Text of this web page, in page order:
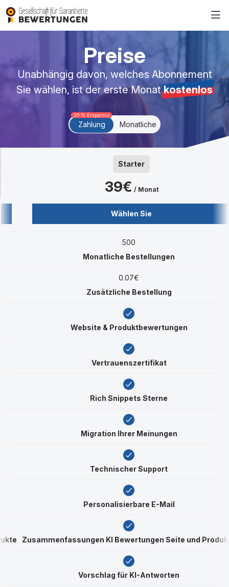
Preise
Unabhängig davon, welches Abonnement
Sie wählen, ist der erste Monatkostenlos
20 % Ersparnis
Zahlung Monatliche
Starter
39€ / Monat
Wählen Sie
500
Monatliche Bestellungen
0.07€
Zusätzliche Bestellung
Website & Produktbewertungen
Vertrauenszertifikat
Rich Snippets Sterne
Migration Ihrer Meinungen
Technischer Support
Personalisierbare E-Mail
Zusammenfassungen KI Bewertungen Seite und
Vorschlag für KI-Antworten